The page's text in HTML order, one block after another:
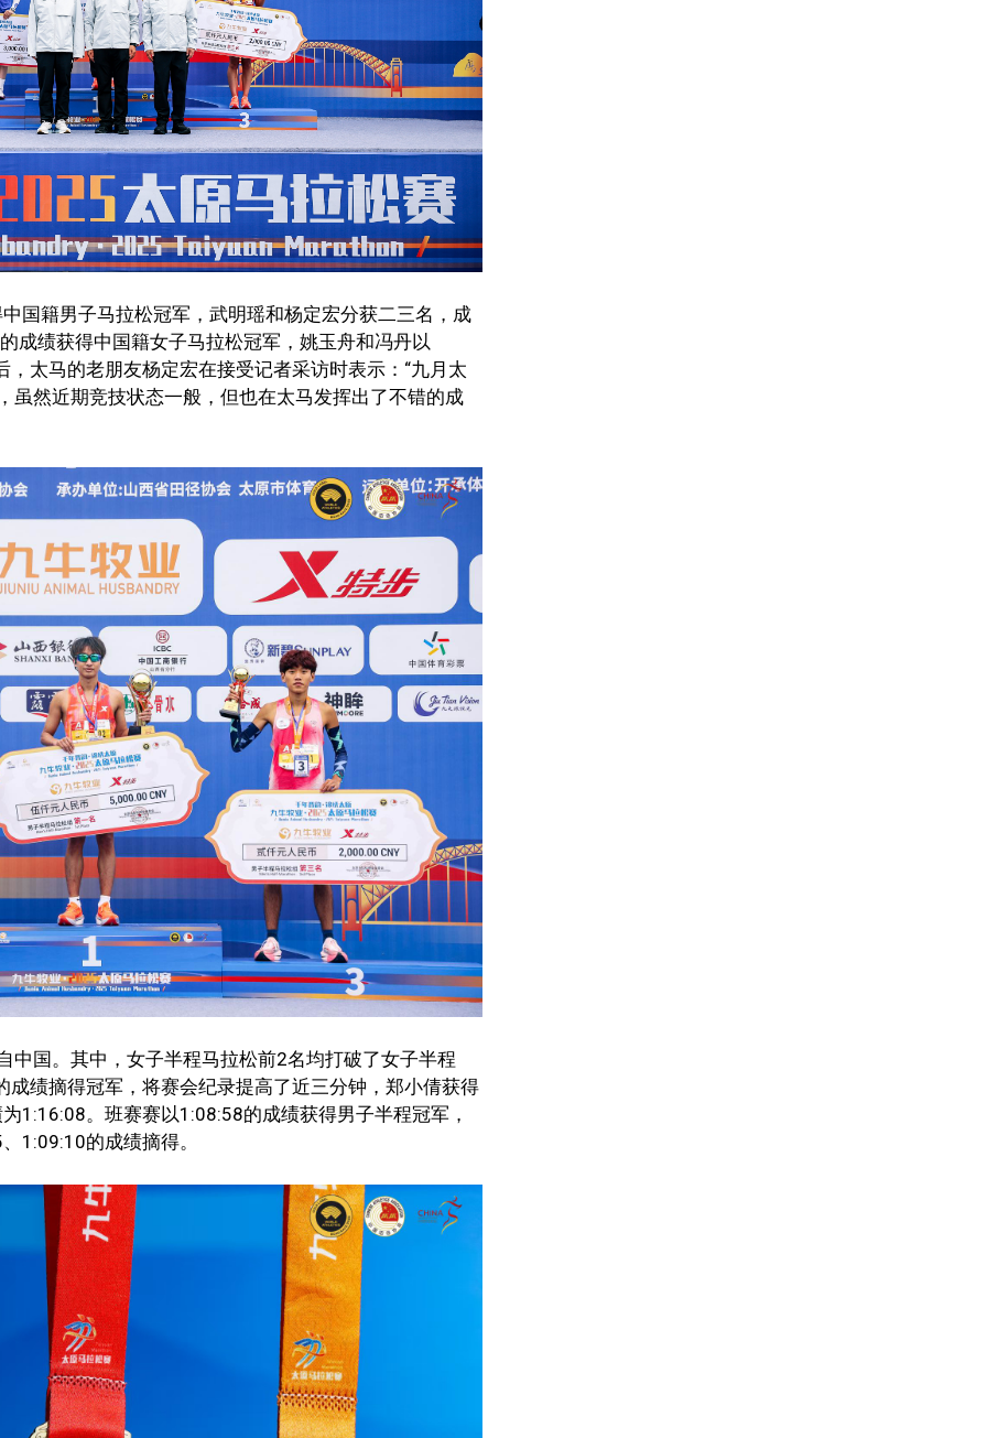
国籍男子马拉松冠军，武明瑶和杨定宏分获二三名，成
成绩获得中国籍女子马拉松冠军，姚玉舟和冯丹以
太马的老朋友杨定宏在接受记者采访时表示：“九月太
虽然近期竞技状态一般，但也在太马发挥出了不错的成
中国。其中，女子半程马拉松前2名均打破了女子半程
绩摘得冠军，将赛会纪录提高了近三分钟，郑小倩获得
1:16:08。班赛赛以1:08:58的成绩获得男子半程冠军，
1:09:10的成绩摘得。